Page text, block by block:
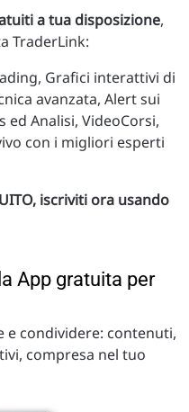
a tua disposizione,
TraderLink:
Grafici interattivi di
avanzata, Alert sui
ed Analisi, VideoCorsi,
con i migliori esperti
iscriviti ora usando
App gratuita per
e condividere: contenuti,
compresa nel tuo